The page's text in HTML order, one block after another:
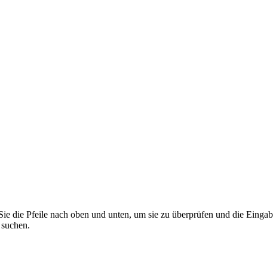
die Pfeile nach oben und unten, um sie zu überprüfen und die